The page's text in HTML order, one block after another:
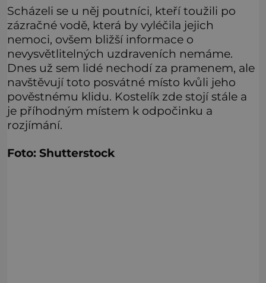
Scházeli se u něj poutníci, kteří toužili po
zázračné vodě, která by vyléčila jejich
nemoci, ovšem bližší informace o
nevysvětlitelných uzdraveních nemáme.
Dnes už sem lidé nechodí za pramenem, ale
navštěvují toto posvátné místo kvůli jeho
pověstnému klidu. Kostelík zde stojí stále a
je příhodným místem k odpočinku a
rozjímání.
Foto: Shutterstock